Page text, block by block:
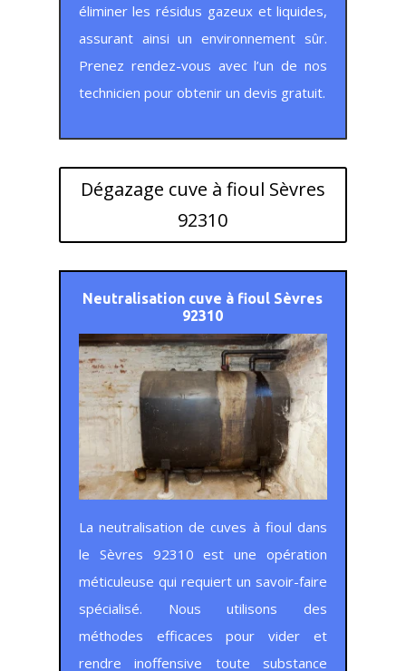
éliminer les résidus gazeux et liquides,
assurant ainsi un environnement sûr.
Prenez rendez-vous avec l’un de nos
technicien pour obtenir un devis gratuit.
Dégazage cuve à fioul Sèvres
92310
Neutralisation cuve à fioul Sèvres
92310
La neutralisation de cuves à fioul dans
le Sèvres 92310 est une opération
méticuleuse qui requiert un savoir-faire
spécialisé. Nous utilisons des
méthodes efficaces pour vider et
rendre inoffensive toute substance